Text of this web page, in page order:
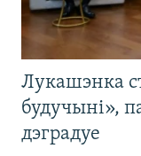
Лукашэнка
будучыні»,
дэградуе